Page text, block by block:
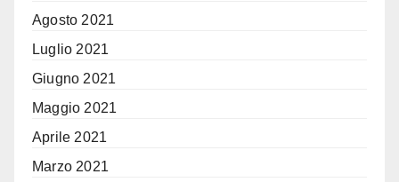
Agosto 2021
Luglio 2021
Giugno 2021
Maggio 2021
Aprile 2021
Marzo 2021